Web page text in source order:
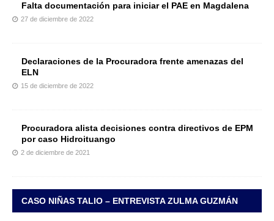
Falta documentación para iniciar el PAE en Magdalena
27 de diciembre de 2022
Declaraciones de la Procuradora frente amenazas del
ELN
15 de diciembre de 2022
Procuradora alista decisiones contra directivos de EPM
por caso Hidroituango
2 de diciembre de 2021
CASO NIÑAS TALIO – ENTREVISTA ZULMA GUZMÁN